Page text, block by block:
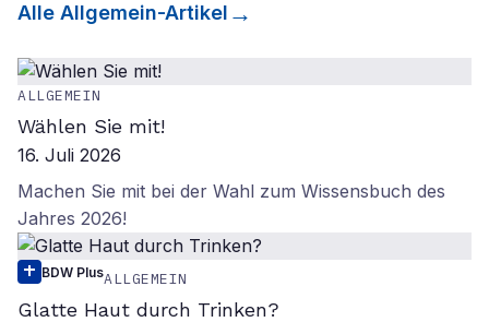
Alle Allgemein-Artikel
ALLGEMEIN
Wählen Sie mit!
16. Juli 2026
Machen Sie mit bei der Wahl zum Wissensbuch des
Jahres 2026!
BDW PlusALLGEMEIN
Glatte Haut durch Trinken?